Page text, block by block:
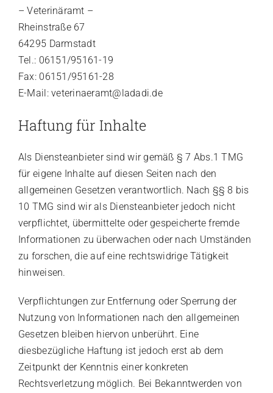
– Veterinäramt –
Rheinstraße 67
64295 Darmstadt
Tel.: 06151/95161-19
Fax: 06151/95161-28
E-Mail: veterinaeramt@ladadi.de
Haftung für Inhalte
Als Diensteanbieter sind wir gemäß § 7 Abs.1 TMG
für eigene Inhalte auf diesen Seiten nach den
allgemeinen Gesetzen verantwortlich. Nach §§ 8 bis
10 TMG sind wir als Diensteanbieter jedoch nicht
verpflichtet, übermittelte oder gespeicherte fremde
Informationen zu überwachen oder nach Umständen
zu forschen, die auf eine rechtswidrige Tätigkeit
hinweisen.
Verpflichtungen zur Entfernung oder Sperrung der
Nutzung von Informationen nach den allgemeinen
Gesetzen bleiben hiervon unberührt. Eine
diesbezügliche Haftung ist jedoch erst ab dem
Zeitpunkt der Kenntnis einer konkreten
Rechtsverletzung möglich. Bei Bekanntwerden von